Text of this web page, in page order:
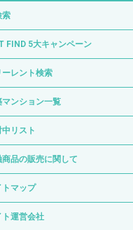
索
FIND 5大キャンペーン
ーレント検索
マンション一覧
リスト
商品の販売に関して
トマップ
ト運営会社